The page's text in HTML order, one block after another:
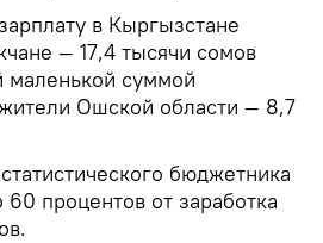
в Кыргызстане
— 17,4 тысячи сомов
маленькой суммой
Ошской области — 8,7
бюджетника
60 процентов от заработка